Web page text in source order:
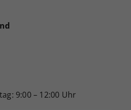
9:00 – 12:00 Uhr